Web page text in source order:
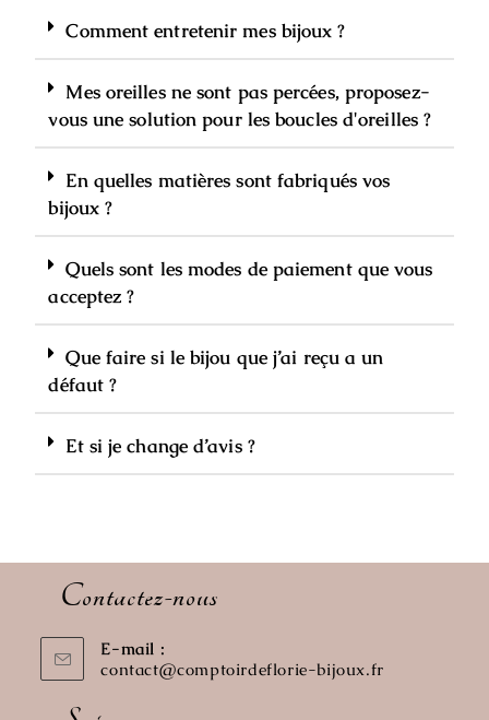
Comment entretenir mes bijoux ?
Mes oreilles ne sont pas percées, proposez-
vous une solution pour les boucles d'oreilles ?
En quelles matières sont fabriqués vos
bijoux ?
Quels sont les modes de paiement que vous
acceptez ?
Que faire si le bijou que j’ai reçu a un
défaut ?
Et si je change d’avis ?
Contactez-nous
E-mail :
contact@comptoirdeflorie-bijoux.fr